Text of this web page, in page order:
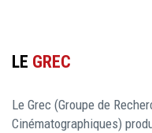
LE GREC
Le Grec (Groupe de
Cinématographiques)